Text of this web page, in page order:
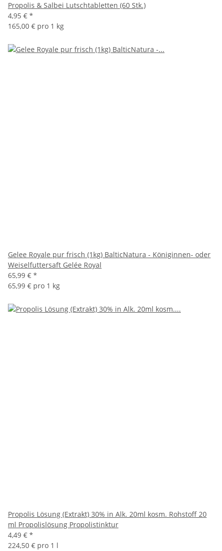
Propolis & Salbei Lutschtabletten (60 Stk.)
4,95 € *
165,00 € pro 1 kg
Gelee Royale pur frisch (1kg) BalticNatura - Königinnen- oder
Weiselfuttersaft Gelée Royal
65,99 € *
65,99 € pro 1 kg
Propolis Lösung (Extrakt) 30% in Alk. 20ml kosm. Rohstoff 20
ml Propolislösung Propolistinktur
4,49 € *
224,50 € pro 1 l